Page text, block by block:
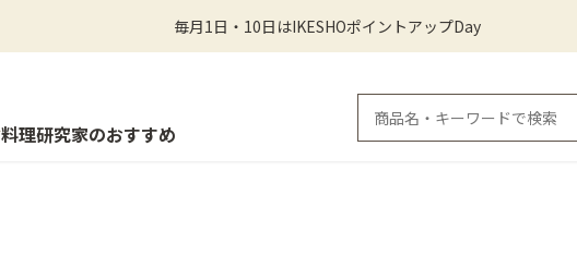
毎月1日・10日はIKESHOポイントアップDay
料理研究家のおすすめ